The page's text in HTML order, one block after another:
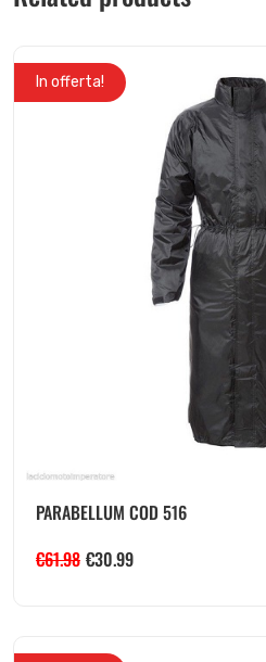
In offerta!
PARABELLUM COD 516
€61.98 €30.99